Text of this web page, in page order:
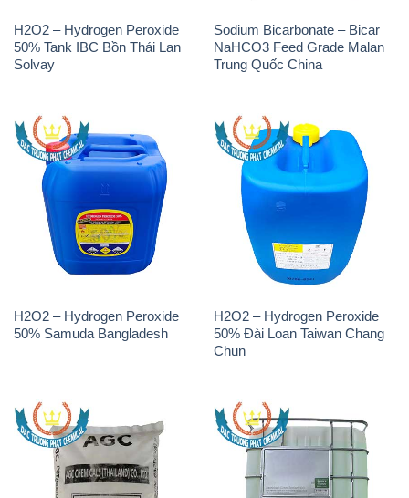
H2O2 – Hydrogen Peroxide
50% Tank IBC Bồn Thái Lan
Solvay
Sodium Bicarbonate – Bicar
NaHCO3 Feed Grade Malan
Trung Quốc China
H2O2 – Hydrogen Peroxide
50% Samuda Bangladesh
H2O2 – Hydrogen Peroxide
50% Đài Loan Taiwan Chang
Chun